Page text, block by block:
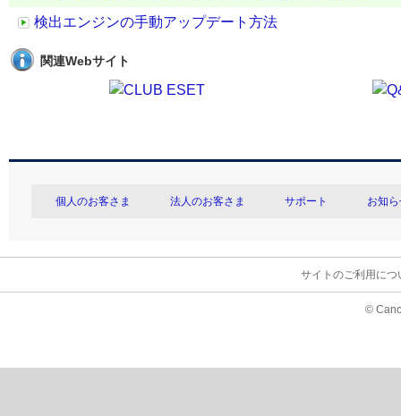
検出エンジンの手動アップデート方法
関連Webサイト
個人のお客さま 法人のお客さま サポート お知
サイトのご利用につ
©